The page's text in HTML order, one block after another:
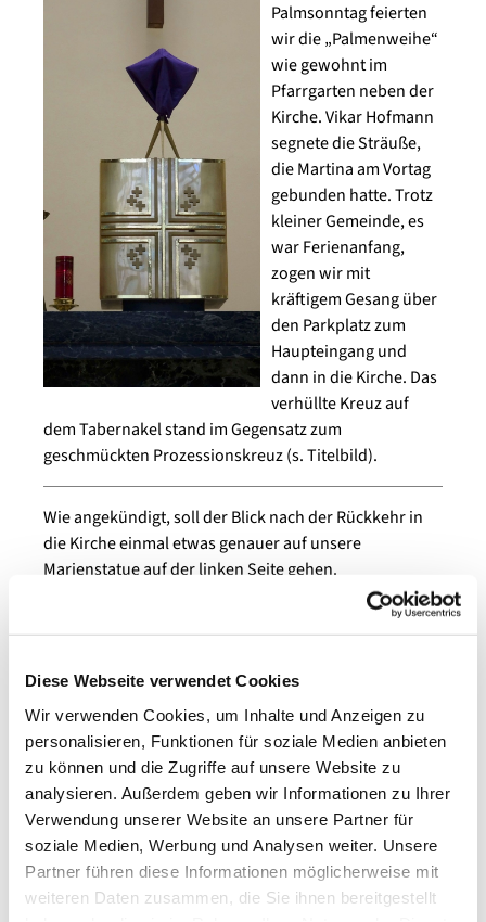
Diese Webseite verwendet Cookies
Wir verwenden Cookies, um Inhalte und Anzeigen zu
personalisieren, Funktionen für soziale Medien anbieten
zu können und die Zugriffe auf unsere Website zu
analysieren. Außerdem geben wir Informationen zu Ihrer
Verwendung unserer Website an unsere Partner für
soziale Medien, Werbung und Analysen weiter. Unsere
Partner führen diese Informationen möglicherweise mit
weiteren Daten zusammen, die Sie ihnen bereitgestellt
Palmsonntag feierten
wir die „Palmenweihe“
wie gewohnt im
Pfarrgarten neben der
Kirche. Vikar Hofmann
segnete die Sträuße,
die Martina am Vortag
gebunden hatte. Trotz
kleiner Gemeinde, es
war Ferienanfang,
zogen wir mit
kräftigem Gesang über
den Parkplatz zum
Haupteingang und
dann in die Kirche. Das
verhüllte Kreuz auf
dem Tabernakel stand im Gegensatz zum
geschmückten Prozessionskreuz (s. Titelbild).
Wie angekündigt, soll der Blick nach der Rückkehr in
die Kirche einmal etwas genauer auf unsere
Marienstatue auf der linken Seite gehen.
als Mutter mit Kind
starke Frau, die das
Böse überwindet und
den Menschen ihre
Hilfe mit den
geöffneten Händen
anbietet. Gleichzeitig
steht sie auf der
Schlange, die mit
einem Apfel im Maul,